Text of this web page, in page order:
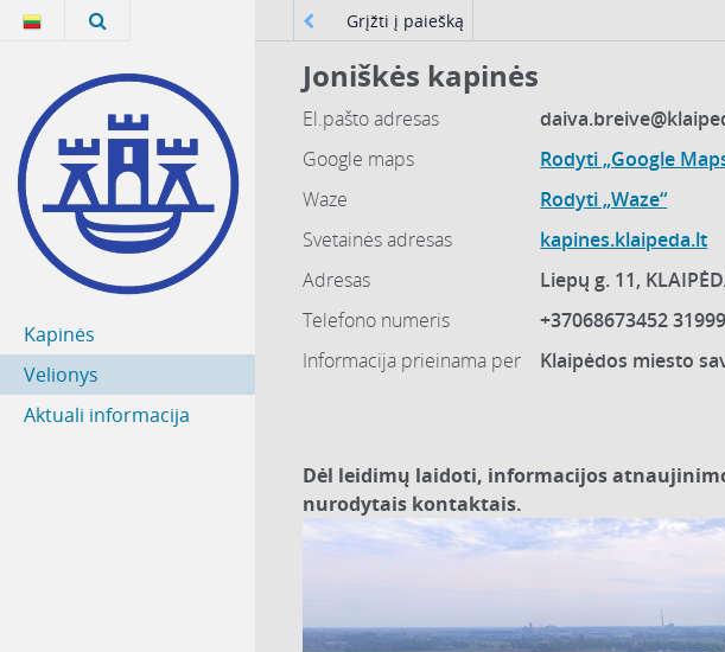
Kapinės
Velionys
Aktuali informacija
Grįžti į paiešką
Joniškės kapinės
El.pašto adresas
Google maps
Rodyti „Google
Waze
Rodyti „Waze“
Svetainės adresas
kapines.klaipeda.lt
Adresas
Liepų g. 11,
Telefono numeris
+37068673452
Informacija prieinama per
Klaipėdos miesto
Dėl leidimų laidoti, ​informacijos
nurodytais kontaktais.